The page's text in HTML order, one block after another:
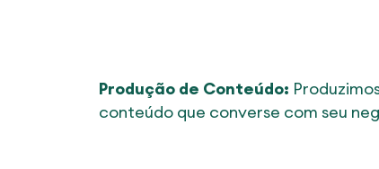
Produção de Conteúdo:
conteúdo que converse com seu